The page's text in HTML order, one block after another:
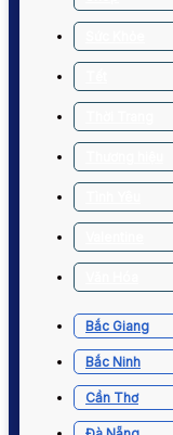
Bắc Giang
Bắc Ninh
Cần Thơ